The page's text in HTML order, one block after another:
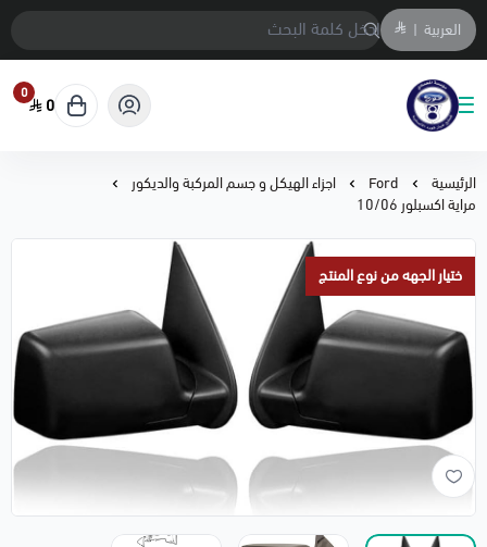
العربية |
متجر المحمادي لقطع السيارات
0
0
الرئيسية Ford
اجزاء الهيكل و جسم المركبة والديكور
مراية اكسبلور 10/06
ختيار الجهه من نوع المنتج